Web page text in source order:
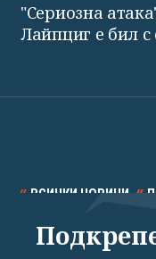
"Сериозна
Лайпциг е бил с
ВСИЧКИ НОВИНИ
СПОРТ КУЛТУРА